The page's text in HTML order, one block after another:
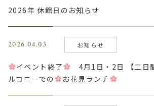
2026年 休館日のお知らせ
2026.04.03 お知らせ
イベント終了
4月1日・2日 【二日
ルコニーでの
お花見ランチ